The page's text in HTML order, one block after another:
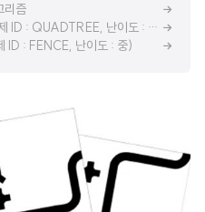
리즘
7.2 문제 : 쿼드 트리 뒤집기 (문제 ID : QUADTREE, 난이도 : 하)
ID : FENCE, 난이도 : 중)